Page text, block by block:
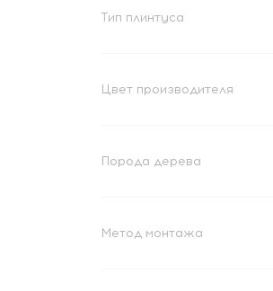
Тип плинтуса
Цвет производителя
Порода дерева
Метод монтажа